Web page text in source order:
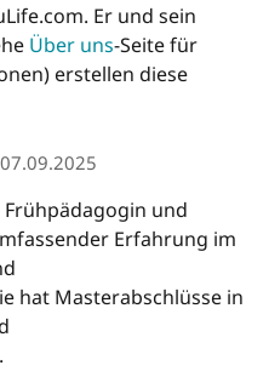
Er und sein
Über uns-Seite für
erstellen diese
07.09.2025
und
Erfahrung im
hat Masterabschlüsse in